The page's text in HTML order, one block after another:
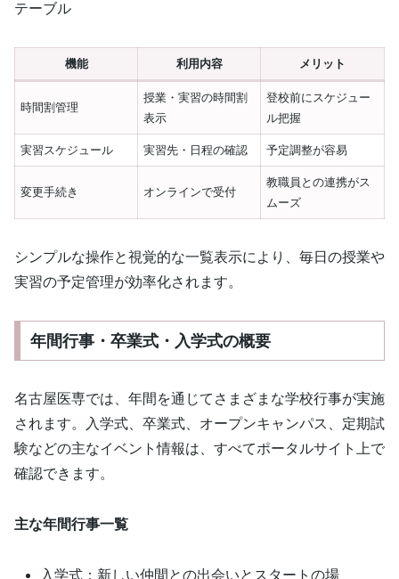
テーブル
機能 利用内容 メリット
時間割管理
授業・実習の時間割
表示
登校前にスケジュー
ル把握
実習スケジュール 実習先・日程の確認 予定調整が容易
変更手続き オンラインで受付
教職員との連携がス
ムーズ
シンプルな操作と視覚的な一覧表示により、毎日の授業や
実習の予定管理が効率化されます。
年間行事・卒業式・入学式の概要
名古屋医専では、年間を通じてさまざまな学校行事が実施
されます。入学式、卒業式、オープンキャンパス、定期試
験などの主なイベント情報は、すべてポータルサイト上で
確認できます。
主な年間行事一覧
入学式：新しい仲間との出会いとスタートの場